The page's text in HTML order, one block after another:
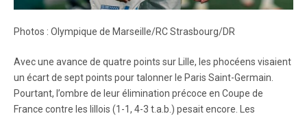
Photos : Olympique de Marseille/RC Strasbourg/DR
Avec une avance de quatre points sur Lille, les phocéens visaient
un écart de sept points pour talonner le Paris Saint-Germain.
Pourtant, l’ombre de leur élimination précoce en Coupe de
France contre les lillois (1-1, 4-3 t.a.b.) pesait encore. Les